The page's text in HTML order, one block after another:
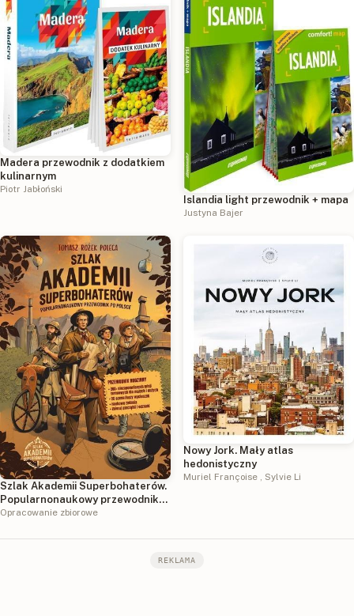
Madera przewodnik z dodatkiem
kulinarnym
Piotr Jabłoński
Islandia light przewodnik + mapa
Justyna Bajer
Szlak Akademii Superbohaterów.
Popularnonaukowy przewodnik
po Polsce
Opracowanie zbiorowe
Nowy Jork. Mały atlas
hedonistyczny
Muriel Françoise , Sylvie Li
REKLAMA